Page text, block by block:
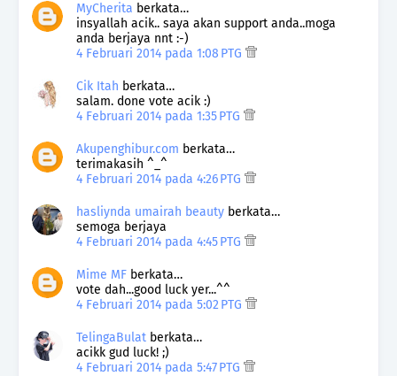
MyCherita berkata…
insyallah acik.. saya akan support anda..moga
anda berjaya nnt :-)
4 Februari 2014 pada 1:08 PTG
Cik Itah berkata…
salam. done vote acik :)
4 Februari 2014 pada 1:35 PTG
Akupenghibur.com berkata…
terimakasih ^_^
4 Februari 2014 pada 4:26 PTG
hasliynda umairah beauty berkata…
semoga berjaya
4 Februari 2014 pada 4:45 PTG
Mime MF berkata…
vote dah...good luck yer...^^
4 Februari 2014 pada 5:02 PTG
TelingaBulat berkata…
acikk gud luck! ;)
4 Februari 2014 pada 5:47 PTG